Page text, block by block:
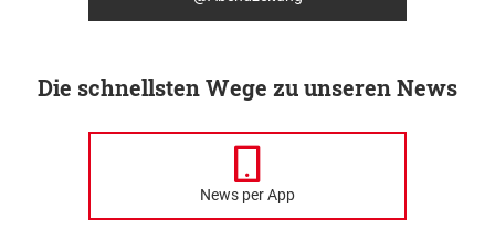
Die schnellsten Wege zu unseren News
News per App